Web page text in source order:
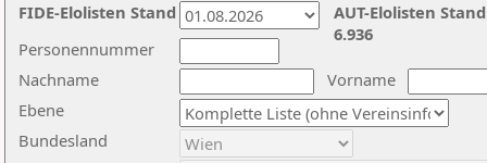
Nachname
Vorname
Ebene
Personennummer
Bundesland
AUT-Elolisten
6.936
FIDE-Elolisten Stand